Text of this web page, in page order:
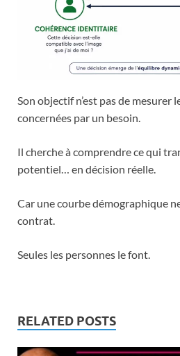
Son objectif n’est pas de mesurer
concernées par un besoin.
Il cherche à comprendre ce qui
potentiel… en décision réelle.
Car une courbe démographique
contrat.
Seules les personnes le font.
RELATED POSTS